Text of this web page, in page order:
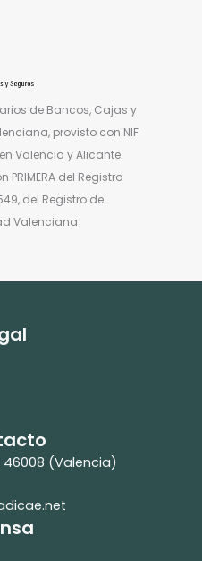
de Bancos, Cajas y
provisto con NIF
Valencia y Alicante.
del Registro
del Registro de
Valenciana
46008 (Valencia)